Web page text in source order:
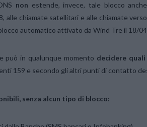
non estende, invece, tale blocco
alle chiamate satellitari e alle chiamate
automatico attivato da Wind Tre il 18/
può in qualunque momento decidere
159 e secondo gli altri punti di contatto
senza alcun tipo di blocco: